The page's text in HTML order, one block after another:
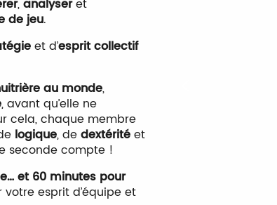
,analyseret
de jeu.
et d’esprit collectif
au monde,
, avant qu’elle ne
cela, chaque membre
logique, dedextéritéet
seconde compte !
et 60 minutes pour
esprit d’équipe et